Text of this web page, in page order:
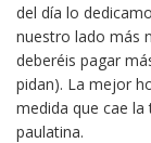
del día lo
nuestro lado más
deberéis pagar
pidan). La mejor
medida que cae
paulatina.